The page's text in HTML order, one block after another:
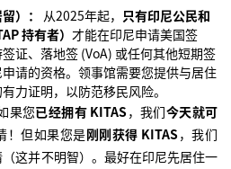
）：
从2025年起， 只有印尼公民和
持有者） 才能在印尼申请美国签
证、落地签 (VoA) 或任何其他短期签
请的资格。领事馆需要您提供与居住
力证明，以防范移民风险。
果您已经拥有 KITAS，我们今天就可
！但如果您是刚刚获得 KITAS，我们
这并不明智）。最好在印尼先居住一